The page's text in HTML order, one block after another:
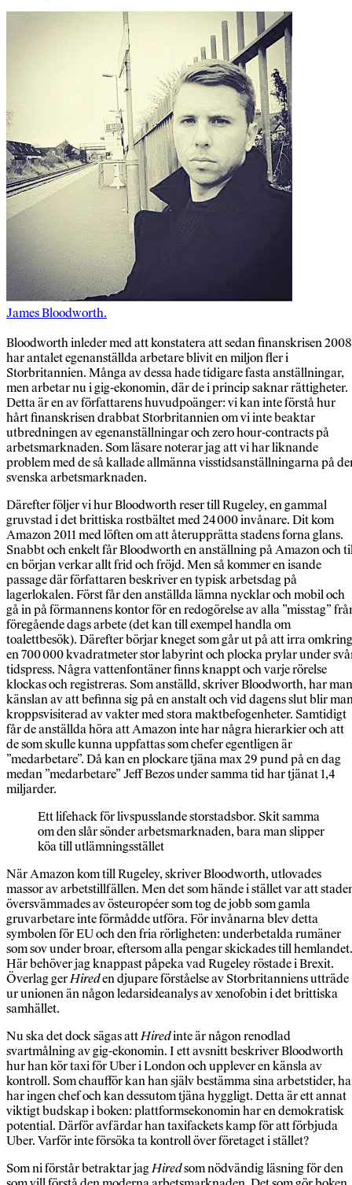
James Bloodworth.
Bloodworth inleder med att konstatera att sedan finanskrisen 2008
har antalet egenanställda arbetare blivit en miljon fler i
Storbritannien. Många av dessa hade tidigare fasta anställningar,
men arbetar nu i gig-ekonomin, där de i princip saknar rättigheter.
Detta är en av författarens huvudpoänger: vi kan inte förstå hur
hårt finanskrisen drabbat Storbritannien om vi inte beaktar
utbredningen av egenanställningar och zero hour-contracts på
arbetsmarknaden. Som läsare noterar jag att vi har liknande
problem med de så kallade allmänna visstidsanställningarna på
svenska arbetsmarknaden.
Därefter följer vi hur Bloodworth reser till Rugeley, en gammal
gruvstad i det brittiska rostbältet med 24 000 invånare. Dit kom
Amazon 2011 med löften om att återupprätta stadens forna glans.
Snabbt och enkelt får Bloodworth en anställning på Amazon och
en början verkar allt frid och fröjd. Men så kommer en isande
passage där författaren beskriver en typisk arbetsdag på
lagerlokalen. Först får den anställda lämna nycklar och mobil och
gå in på förmannens kontor för en redogörelse av alla ”misstag”
föregående dags arbete (det kan till exempel handla om
toalettbesök). Därefter börjar kneget som går ut på att irra
en 700 000 kvadratmeter stor labyrint och plocka prylar under
tidspress. Några vattenfontäner finns knappt och varje rörelse
klockas och registreras. Som anställd, skriver Bloodworth, har man
känslan av att befinna sig på en anstalt och vid dagens slut blir
kroppsvisiterad av vakter med stora maktbefogenheter. Samtidigt
får de anställda höra att Amazon inte har några hierarkier och att
de som skulle kunna uppfattas som chefer egentligen är
”medarbetare”. Då kan en plockare tjäna max 29 pund på en dag
medan ”medarbetare” Jeff Bezos under samma tid har tjänat 1,4
miljarder.
Ett lifehack för livspusslande storstadsbor. Skit samma
om den slår sönder arbetsmarknaden, bara man slipper
köa till utlämningsstället
När Amazon kom till Rugeley, skriver Bloodworth, utlovades
massor av arbetstillfällen. Men det som hände i stället var att
översvämmades av östeuropéer som tog de jobb som gamla
gruvarbetare inte förmådde utföra. För invånarna blev detta
symbolen för EU och den fria rörligheten: underbetalda rumäner
som sov under broar, eftersom alla pengar skickades till hemlandet.
Här behöver jag knappast påpeka vad Rugeley röstade i Brexit.
Överlag gerHireden djupare förståelse av Storbritanniens utträde
ur unionen än någon ledarsideanalys av xenofobin i det brittiska
samhället.
Nu ska det dock sägas attHiredinte är någon renodlad
svartmålning av gig-ekonomin. I ett avsnitt beskriver Bloodworth
hur han kör taxi för Uber i London och upplever en känsla av
kontroll. Som chaufför kan han själv bestämma sina arbetstider,
har ingen chef och kan dessutom tjäna hyggligt. Detta är ett annat
viktigt budskap i boken: plattformsekonomin har en demokratisk
potential. Därför avfärdar han taxifackets kamp för att förbjuda
Uber. Varför inte försöka ta kontroll över företaget i stället?
Som ni förstår betraktar jagHiredsom nödvändig läsning för den